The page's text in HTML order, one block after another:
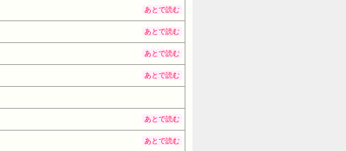
あとで読む
あとで読む
あとで読む
あとで読む
あとで読む
あとで読む